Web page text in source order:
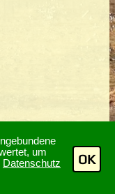
um
Datenschutz
OK